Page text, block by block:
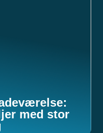
med stor